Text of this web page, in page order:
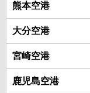
熊本空港
大分空港
宮崎空港
鹿児島空港